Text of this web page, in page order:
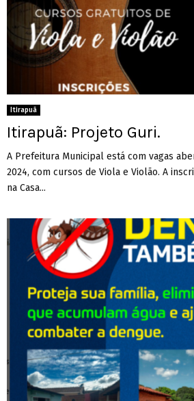
Itirapuã
Itirapuã: Projeto Guri.
A Prefeitura Municipal está com vagas
2024, com cursos de Viola e Violão. A
na Casa...